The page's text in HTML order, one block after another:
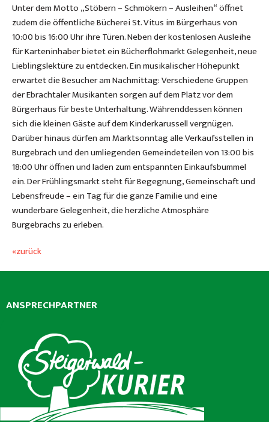
Unter dem Motto „Stöbern – Schmökern – Ausleihen“ öffnet
zudem die öffentliche Bücherei St. Vitus im Bürgerhaus von
10:00 bis 16:00 Uhr ihre Türen. Neben der kostenlosen Ausleihe
für Karteninhaber bietet ein Bücherflohmarkt Gelegenheit, neue
Lieblingslektüre zu entdecken. Ein musikalischer Höhepunkt
erwartet die Besucher am Nachmittag: Verschiedene Gruppen
der Ebrachtaler Musikanten sorgen auf dem Platz vor dem
Bürgerhaus für beste Unterhaltung. Währenddessen können
sich die kleinen Gäste auf dem Kinderkarussell vergnügen.
Darüber hinaus dürfen am Marktsonntag alle Verkaufsstellen in
Burgebrach und den umliegenden Gemeindeteilen von 13:00 bis
18:00 Uhr öffnen und laden zum entspannten Einkaufsbummel
ein. Der Frühlingsmarkt steht für Begegnung, Gemeinschaft und
Lebensfreude – ein Tag für die ganze Familie und eine
wunderbare Gelegenheit, die herzliche Atmosphäre
Burgebrachs zu erleben.
«zurück
ANSPRECHPARTNER